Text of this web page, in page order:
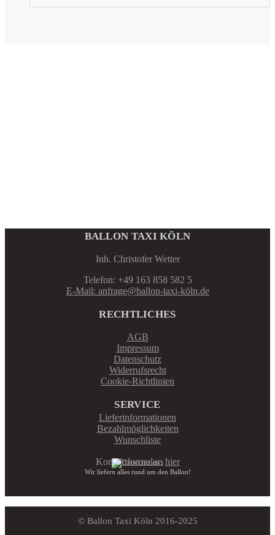
BALLON TAXI KÖLN
Inh. Christofer Wetter
Telefon: +49 163 858 582 5
E-Mail: anfrage@ballon-taxi-köln.de
RECHTLICHES
AGB
Impressum
Datenschutz
Widerrufsrecht
Cookie-Richtlinien
SERVICE
Lieferinformationen
Bezahlmöglichkeiten
Wunschliste
Kontaktformular:hier
Wir liefern alles rund um den Ballon!
© Ballon Taxi Köln 2016-2025